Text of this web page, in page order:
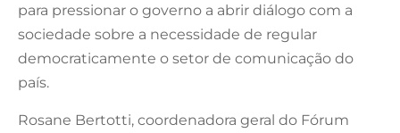
para pressionar o governo a abrir diálogo com a
sociedade sobre a necessidade de regular
democraticamente o setor de comunicação do
país.
Rosane Bertotti, coordenadora geral do Fórum